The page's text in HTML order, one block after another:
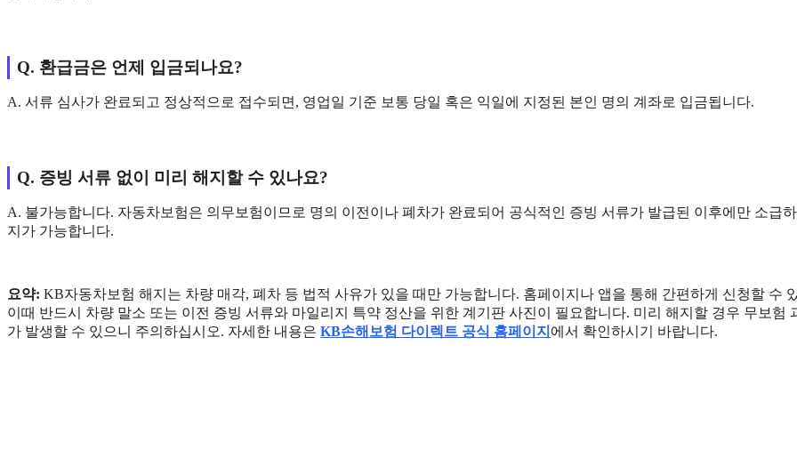
Q. 환급금은 언제 입금되나요?
A. 서류 심사가 완료되고 정상적으로 접수되면, 영업일 기준 보통 당일 혹은 익일에 지정된 본인 명의 계좌로 입금됩니다.
Q. 증빙 서류 없이 미리 해지할 수 있나요?
A. 불가능합니다. 자동차보험은 의무보험이므로 명의 이전이나 폐차가 완료되어 공식적인 증빙 서류가 발급된 이후에만 소급
지가 가능합니다.
요약: KB자동차보험 해지는 차량 매각, 폐차 등 법적 사유가 있을 때만 가능합니다. 홈페이지나 앱을 통해 간편하게 신청할 수
이때 반드시 차량 말소 또는 이전 증빙 서류와 마일리지 특약 정산을 위한 계기판 사진이 필요합니다. 미리 해지할 경우 무보험
가 발생할 수 있으니 주의하십시오. 자세한 내용은 KB손해보험 다이렉트 공식 홈페이지 에서 확인하시기 바랍니다.